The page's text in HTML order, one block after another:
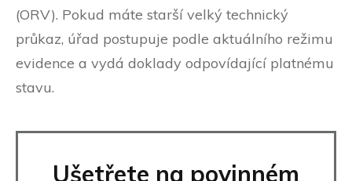
(ORV). Pokud máte starší velký technický
průkaz, úřad postupuje podle aktuálního režimu
evidence a vydá doklady odpovídající platnému
stavu.
Ušetřete na povinném